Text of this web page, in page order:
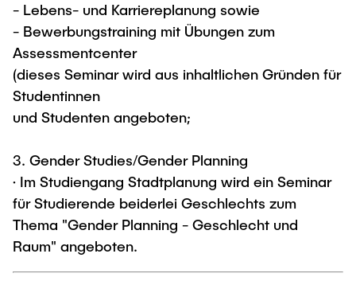
- Lebens- und Karriereplanung sowie
- Bewerbungstraining mit Übungen zum
Assessmentcenter
(dieses Seminar wird aus inhaltlichen Gründen für
Studentinnen
und Studenten angeboten;
3. Gender Studies/Gender Planning
· Im Studiengang Stadtplanung wird ein Seminar
für Studierende beiderlei Geschlechts zum
Thema "Gender Planning - Geschlecht und
Raum" angeboten.